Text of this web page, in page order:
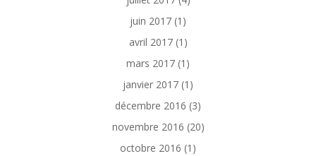
juin 2017 (1)
avril 2017(1)
mars 2017 (1)
janvier 2017 (1)
décembre 2016 (3)
novembre 2016 (20)
octobre 2016 (1)